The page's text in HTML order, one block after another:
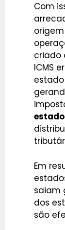
Com
criado
ICMS
Em
saiam
dos
são